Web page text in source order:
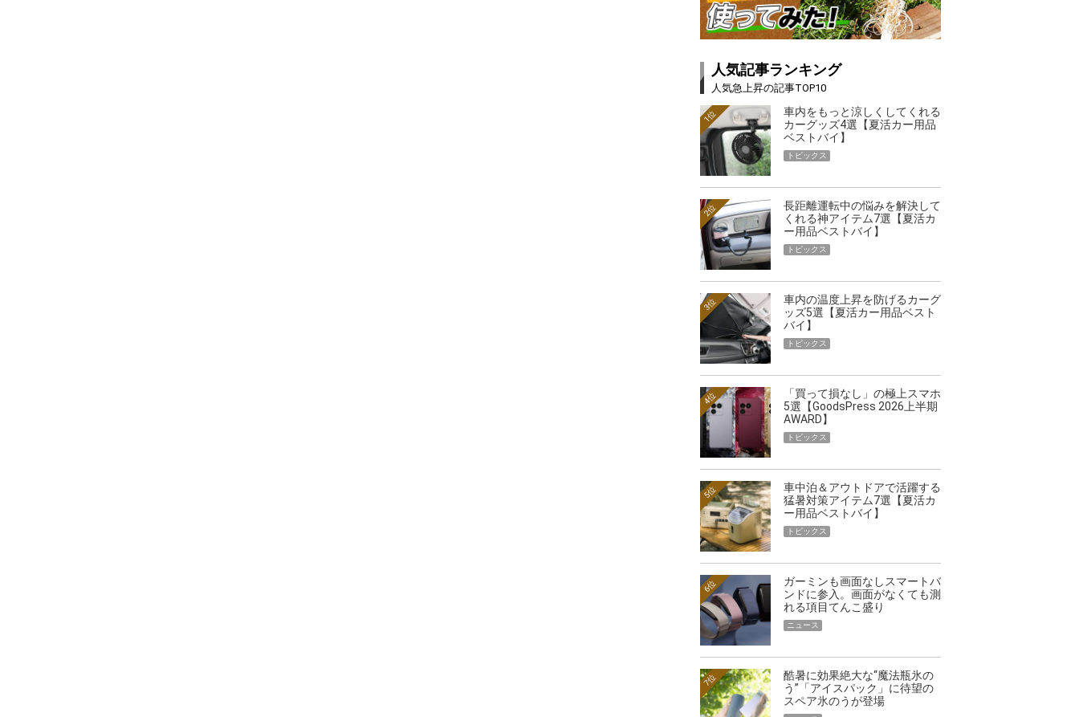
人気記事ランキング
人気急上昇の記事TOP10
車内をもっと涼しくしてくれる
カーグッズ4選【夏活カー用品
ベストバイ】
1位
トピックス
長距離運転中の悩みを解決して
くれる神アイテム7選【夏活カ
ー用品ベストバイ】
2位
トピックス
車内の温度上昇を防げるカーグ
ッズ5選【夏活カー用品ベスト
バイ】
3位
トピックス
「買って損なし」の極上スマホ
5選【GoodsPress 2026上半期
AWARD】
4位
トピックス
車中泊＆アウトドアで活躍する
猛暑対策アイテム7選【夏活カ
ー用品ベストバイ】
5位
トピックス
ガーミンも画面なしスマートバ
ンドに参入。画面がなくても測
れる項目てんこ盛り
6位
ニュース
酷暑に効果絶大な“魔法瓶氷の
う”「アイスパック」に待望の
スペア氷のうが登場
7位